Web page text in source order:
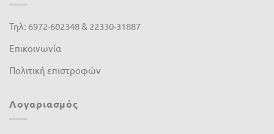
Τηλ: 6972-602348 & 22330-31887
Επικοινωνία
Πολιτική επιστροφών
Λογαριασμός